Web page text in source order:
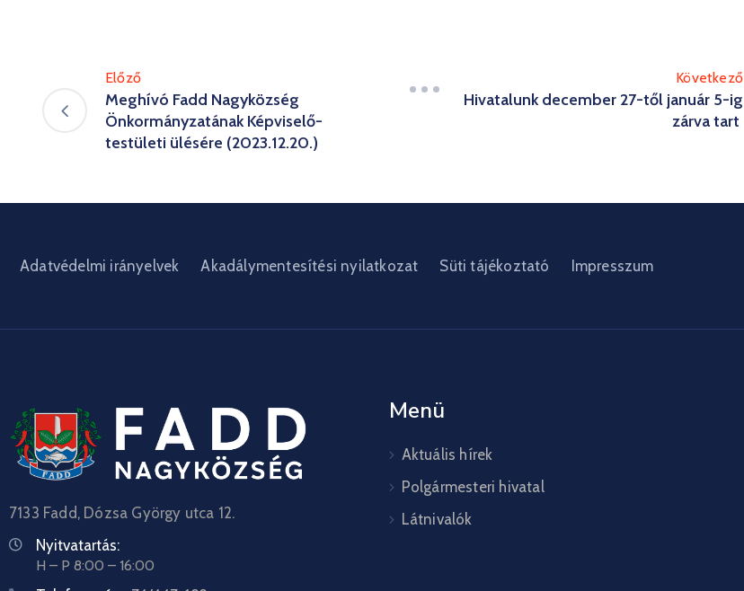
Előző
Meghívó Fadd Nagyközség
Önkormányzatának Képviselő-
testületi ülésére (2023.12.20.)
Következő
Hivatalunk december 27-től január 5-ig
zárva tart
Adatvédelmi irányelvek Akadálymentesítési nyilatkozat Süti tájékoztató Impresszum
7133 Fadd, Dózsa György utca 12.
Nyitvatartás:
H – P 8:00 – 16:00
Menü
Aktuális hírek
Polgármesteri hivatal
Látnivalók